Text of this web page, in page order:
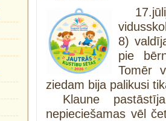
8)
pie
Tomēr
ziedam bija palikusi
Klaune
nepieciešamas vēl